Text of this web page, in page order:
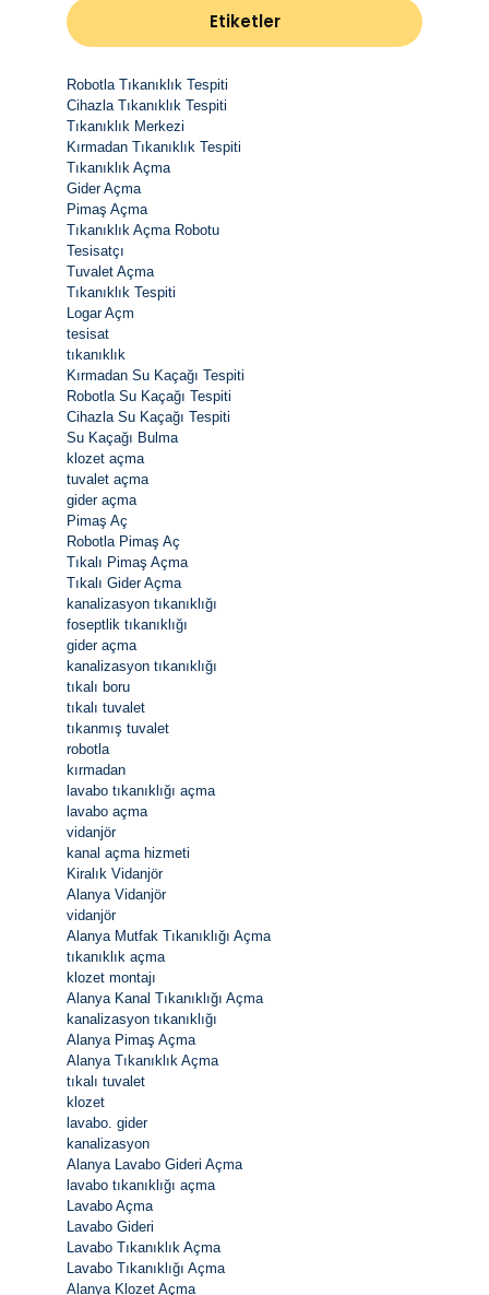
Etiketler
Robotla Tıkanıklık Tespiti
Cihazla Tıkanıklık Tespiti
Tıkanıklık Merkezi
Kırmadan Tıkanıklık Tespiti
Tıkanıklık Açma
Gider Açma
Pimaş Açma
Tıkanıklık Açma Robotu
Tesisatçı
Tuvalet Açma
Tıkanıklık Tespiti
Logar Açm
tesisat
tıkanıklık
Kırmadan Su Kaçağı Tespiti
Robotla Su Kaçağı Tespiti
Cihazla Su Kaçağı Tespiti
Su Kaçağı Bulma
klozet açma
tuvalet açma
gider açma
Pimaş Aç
Robotla Pimaş Aç
Tıkalı Pimaş Açma
Tıkalı Gider Açma
kanalizasyon tıkanıklığı
foseptlik tıkanıklığı
gider açma
kanalizasyon tıkanıklığı
tıkalı boru
tıkalı tuvalet
tıkanmış tuvalet
robotla
kırmadan
lavabo tıkanıklığı açma
lavabo açma
vidanjör
kanal açma hizmeti
Kiralık Vidanjör
Alanya Vidanjör
vidanjör
Alanya Mutfak Tıkanıklığı Açma
tıkanıklık açma
klozet montajı
Alanya Kanal Tıkanıklığı Açma
kanalizasyon tıkanıklığı
Alanya Pimaş Açma
Alanya Tıkanıklık Açma
tıkalı tuvalet
klozet
lavabo. gider
kanalizasyon
Alanya Lavabo Gideri Açma
lavabo tıkanıklığı açma
Lavabo Açma
Lavabo Gideri
Lavabo Tıkanıklık Açma
Lavabo Tıkanıklığı Açma
Alanya Klozet Açma